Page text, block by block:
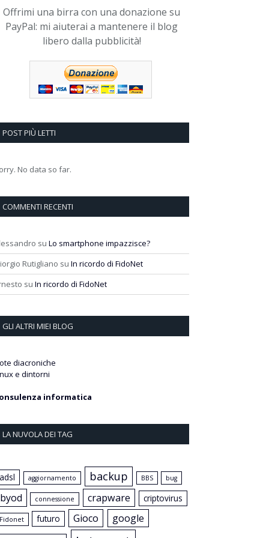
Offrimi una birra con una donazione su
PayPal: mi aiuterai a mantenere il blog
libero dalla pubblicità!
POST PIÙ LETTI
No data so far.
COMMENTI RECENTI
su Lo smartphone impazzisce?
Rutigliano su In ricordo di FidoNet
su In ricordo di FidoNet
GLI ALTRI MIEI BLOG
diacroniche
e dintorni
informatica
LA NUVOLA DEI TAG
adsl aggiornamento backup BBS bug
byod connessione crapware criptovirus
Fidonet futuro Gioco google